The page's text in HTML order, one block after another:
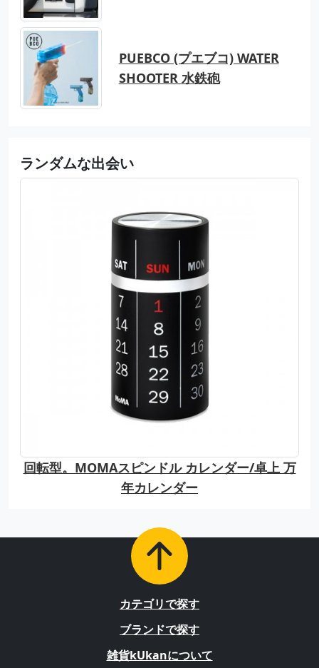
PUEBCO (プエブコ) WATER
SHOOTER 水鉄砲
ランダムな出会い
回転型。MOMAスピンドル カレンダー/卓上 万
年カレンダー
カテゴリで探す
ブランドで探す
雑貨kUkanについて